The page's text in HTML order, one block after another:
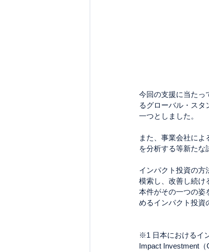
今回の支援に当たっ
るグローバル・ス
一つとしました。
また、事業会社に
を分析する等新たな
インパクト投資の方
模索し、改善し続け
本件がその一つの姿
めるインパクト投資
※1 日本におけるイ
Impact Investment